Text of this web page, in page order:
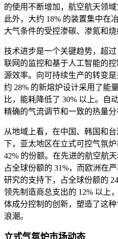
的使用不断增加，航空航天领域
此外，大约 18% 的装置集中在
大气条件的受控渗碳、渗氮和烧
技术进步是一个关键趋势，超
联网的监控和基于人工智能的
源效率。向可持续生产的转变
约 28% 的新熔炉设计采用了能
比，能耗降低了 30% 以上。自
精确的气流调节和一致的热量分
从地域上看，在中国、韩国和
下，亚太地区在立式可控气氛
42% 的份额。在先进的航空航
占全球份额的 31%，而欧洲在
研究的支持下，占全球份额的
领先制造商总支出的 12% 以上
体成分控制的创新，塑造了这
浪潮。